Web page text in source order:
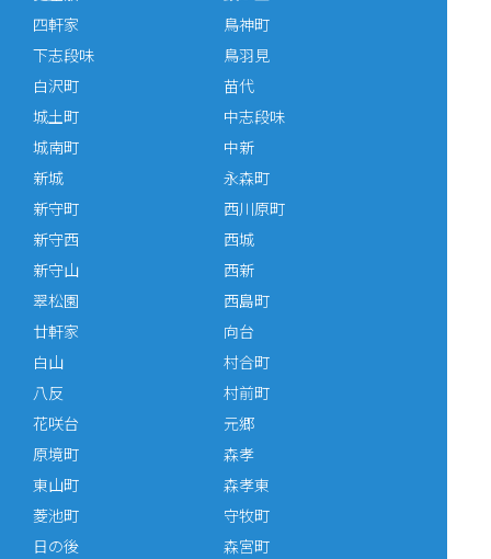
四軒家
下志段味
白沢町
城土町
城南町
新城
新守町
新守西
新守山
翠松園
鳥神町
鳥羽見
苗代
中志段味
中新
永森町
西川原町
西城
西新
西島町
廿軒家
白山
八反
花咲台
原境町
東山町
菱池町
日の後
向台
村合町
村前町
元郷
森孝
森孝東
守牧町
森宮町